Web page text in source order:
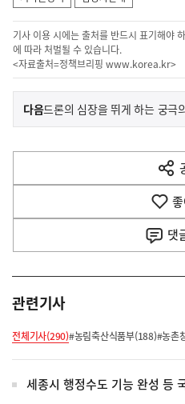
기사 이용 시에는 출처를 반드시 표기해야
에 따라 처벌될 수 있습니다.
<자료출처=정책브리핑 www.korea.kr>
이
전
다
음
다음기
드론의 심장을 뛰게 하는 궁극
댓
관련기사
전체기사(290)#농림축산식품부(188)#농촌
세종시 행정수도 기능 완성 등